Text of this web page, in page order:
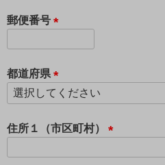
郵便番号
須
)
都道府県
(
須
住所１（市区町村）